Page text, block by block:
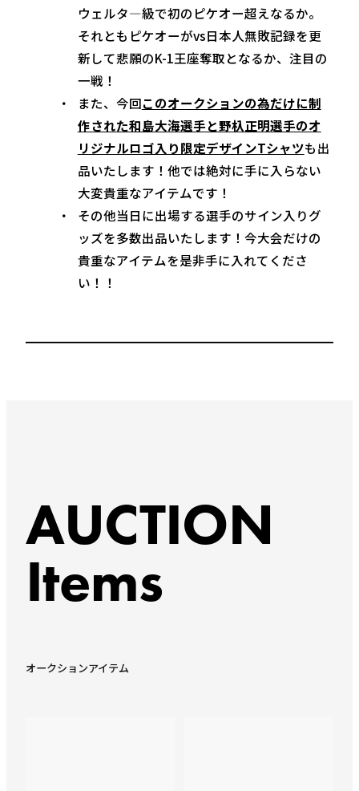
ウェルタ―級で初のピケオー超えなるか。
それともピケオーがvs日本人無敗記録を更
新して悲願のK-1王座奪取となるか、注目の
一戦！
また、今回このオークションの為だけに制
作された和島大海選手と野杁正明選手のオ
リジナルロゴ入り限定デザインTシャツも出
品いたします！他では絶対に手に入らない
大変貴重なアイテムです！
その他当日に出場する選手のサイン入りグ
ッズを多数出品いたします！今大会だけの
貴重なアイテムを是非手に入れてくださ
い！！
AUCTION
Items
オークションアイテム